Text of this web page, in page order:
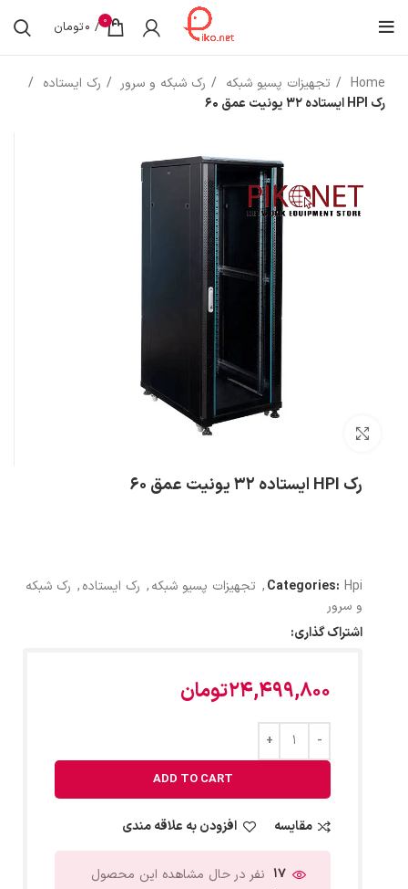
0
/
0تومان
Home تجهیزات پسیو شبکه رک شبکه و سرور
رک ایستاده
رک HPI ایستاده 32 یونیت عمق 60
رک HPI ایستاده 32 یونیت عمق 60
Categories: Hpi
, تجهیزات پسیو شبکه, رک ایستاده, رک شبکه
و سرور
اشتراک گذاری:
24,499,800تومان
ADD TO CART
مقایسه افزودن به علاقه مندی
17 نفر در حال مشاهده این محصول